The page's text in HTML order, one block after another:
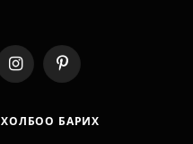
InstagramPinterest
ХОЛБОО БАРИХ